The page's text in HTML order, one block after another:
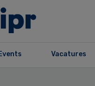
Events Vacatures